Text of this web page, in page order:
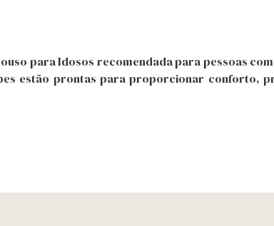
para Idosos recomendada para pessoas
estão prontas para proporcionar conforto,